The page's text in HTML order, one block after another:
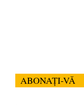
ABONAȚI-VĂ